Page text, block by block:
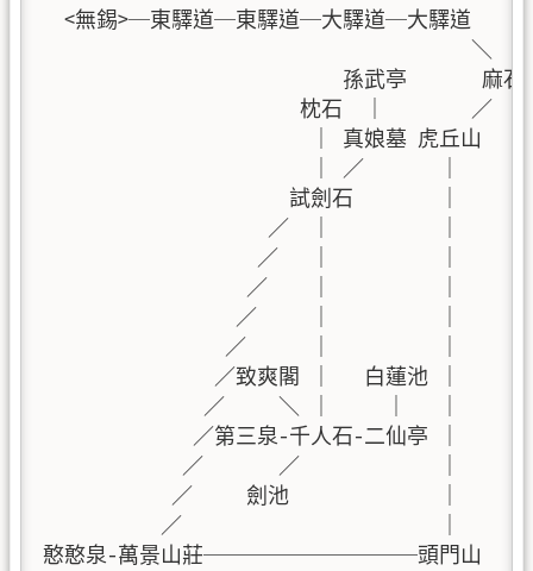
<無錫>─東驛道─東驛道─大驛道─大驛道
＼
孫武亭       麻石
枕石  ｜        ／
｜ 真娘墓 虎丘山
｜ ／       ｜
試劍石        ｜
／  ｜          ｜
／   ｜          ｜
／    ｜          ｜
／     ｜          ｜
／      ｜          ｜
／致爽閣 ｜   白蓮池 ｜
／     ＼ ｜     ｜   ｜
／第三泉-千人石-二仙亭 ｜
／       ／             ｜
／     劍池              ｜
／                        ｜
憨憨泉-萬景山莊──────────頭門山